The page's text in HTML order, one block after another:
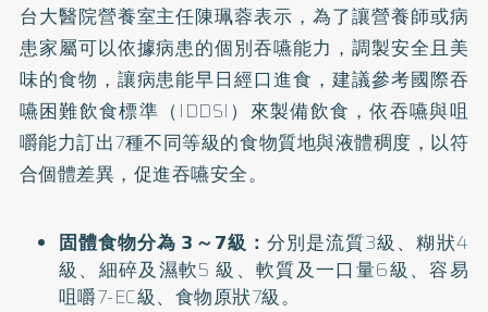
台大醫院營養室主任陳珮蓉表示，為了讓營養師或病
患家屬可以依據病患的個別吞嚥能力，調製安全且美
味的食物，讓病患能早日經口進食，建議參考國際吞
嚥困難飲食標準（IDDSI）來製備飲食，依吞嚥與咀
嚼能力訂出7種不同等級的食物質地與液體稠度，以符
合個體差異，促進吞嚥安全。
固體食物分為 3～7級： 分別是流質3級、糊狀4
級、細碎及濕軟5 級、軟質及一口量6級、容易
咀嚼7-EC級、食物原狀7級。